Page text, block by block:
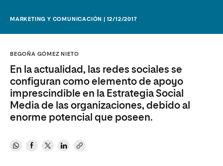
MARKETING Y COMUNICACIÓN | 12/12/2017
BEGOÑA GÓMEZ NIETO
En la actualidad, las redes sociales se
configuran como elemento de apoyo
imprescindible en la Estrategia Social
Media de las organizaciones, debido al
enorme potencial que poseen.